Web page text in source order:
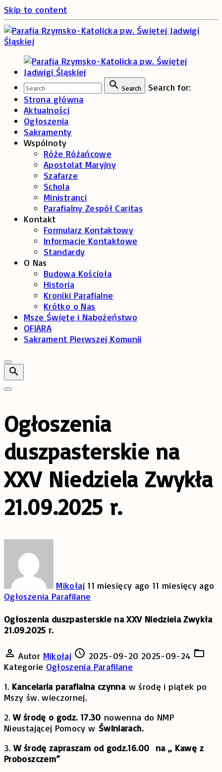
Skip to content
Search
Search for:
Strona główna
Aktualności
Ogłoszenia
Sakramenty
Wspólnoty
Róże Różańcowe
Apostolat Maryjny
Szafarze
Schola
Ministranci
Parafialny Zespół Caritas
Kontakt
Formularz Kontaktowy
Informacje Kontaktowe
Standardy
O Nas
Budowa Kościoła
Historia
Kroniki Parafialne
Krótko o Nas
Msze Święte i Nabożeństwo
OFIARA
Sakrament Pierwszej Komunii
Ogłoszenia
duszpasterskie na
XXV Niedziela Zwykła
21.09.2025 r.
Mikołaj 11 miesięcy ago 11 miesięcy ago
Ogłoszenia Parafilane
Ogłoszenia duszpasterskie na XXV Niedziela Zwykła
21.09.2025 r.
Autor Mikołaj 2025-09-20 2025-09-24
Kategorie Ogłoszenia Parafilane
1. Kancelaria parafialna czynnaw środę i piątek po
Mszy św. wieczornej.
2.W środę o godz. 17.30nowenna do NMP
Nieustającej Pomocy w Świniarach.
3.W środę zapraszam od godz.16.00 na „ Kawę z
Proboszczem”